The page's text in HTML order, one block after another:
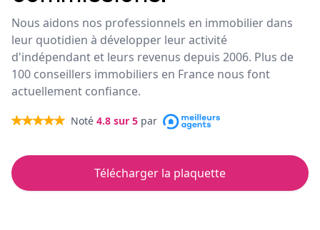
Nous aidons nos professionnels en immobilier dans
leur quotidien à développer leur activité
d'indépendant et leurs revenus depuis 2006. Plus de
100 conseillers immobiliers en France nous font
actuellement confiance.
Noté 4.8 sur 5 par
Télécharger la plaquette